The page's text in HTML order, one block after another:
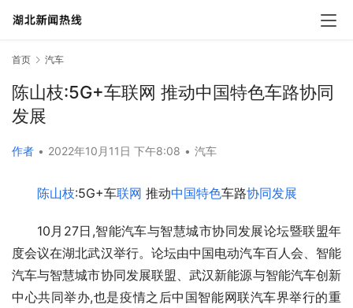
首页 汽车
陈山枝:5G+车联网 推动中国特色车路协同
发展
作者 • 2022年10月11日 下午8:08 • 汽车
陈山枝:5G+车联网 推动中国特色车路协同发展
10月27日,智能汽车与智慧城市协同发展论坛暨联盟年
度会议在湖北武汉举行。论坛由中国电动汽车百人会、智能
汽车与智慧城市协同发展联盟、武汉新能源与智能汽车创新
中心共同举办,也是疫情之后中国智能网联汽车界举行的重